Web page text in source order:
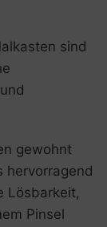
sind
gewohnt
hervorragend
Lösbarkeit,
Pinsel